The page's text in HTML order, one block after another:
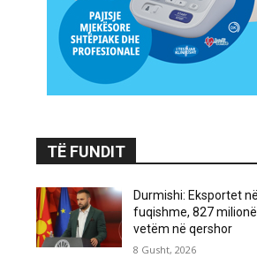
TË FUNDIT
Durmishi: Eksportet
fuqishme, 827
vetëm në qershor
8 Gusht, 2026